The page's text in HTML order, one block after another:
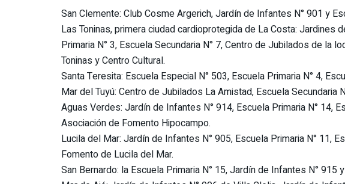
San Clemente: Club Cosme Argerich, Jardín de Infantes N° 901 y
Las Toninas, primera ciudad cardioprotegida de La Costa: Jardines
Primaria N° 3, Escuela Secundaria N° 7, Centro de Jubilados de la
Toninas y Centro Cultural.
Santa Teresita: Escuela Especial N° 503, Escuela Primaria N° 4,
Mar del Tuyú: Centro de Jubilados La Amistad, Escuela Secundaria
Aguas Verdes: Jardín de Infantes N° 914, Escuela Primaria N° 14,
Asociación de Fomento Hipocampo.
Lucila del Mar: Jardín de Infantes N° 905, Escuela Primaria N° 11,
Fomento de Lucila del Mar.
San Bernardo: la Escuela Primaria N° 15, Jardín de Infantes N°